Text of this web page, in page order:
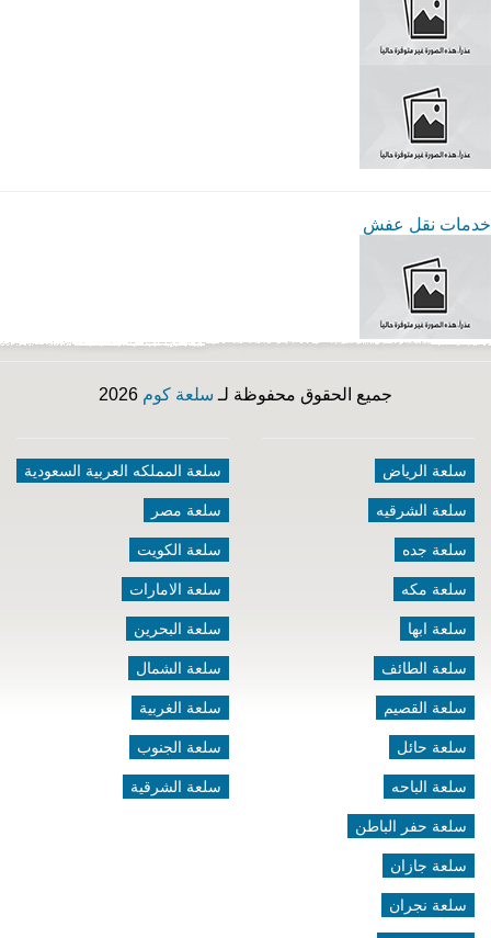
خدمات نقل عفش
جميع الحقوق محفوظة لـ سلعة كوم
سلعة الرياض
سلعة الشرقيه
سلعة جده
سلعة مكه
سلعة ابها
سلعة الطائف
سلعة القصيم
سلعة حائل
سلعة الباحه
سلعة حفر الباطن
سلعة جازان
سلعة نجران
سلعة المملكه العربية السعودية
سلعة مصر
سلعة الكويت
سلعة الامارات
سلعة البحرين
سلعة الشمال
سلعة الغربية
سلعة الجنوب
سلعة الشرقية